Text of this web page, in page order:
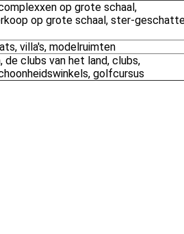
op grote schaal,
op grote schaal, ster-
villa's, modelruimten
de clubs van het land, clubs,
golfcursus